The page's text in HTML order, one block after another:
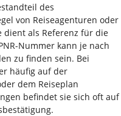
des
von Reiseagenturen oder
dient als Referenz für die
Nummer kann je nach
zu finden sein. Bei
häufig auf der
dem Reiseplan
befindet sie sich oft auf